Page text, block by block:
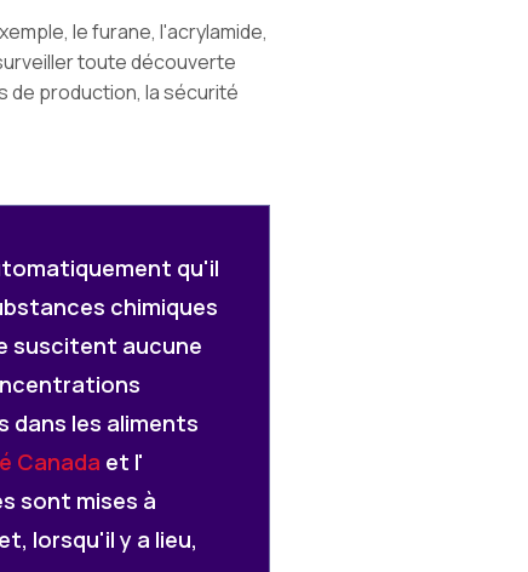
le furane, l'acrylamide,
toute découverte
de production, la sécurité
qu'il
chimiques
suscitent aucune
dans les aliments
Canada et l'
sont mises à
lorsqu'il y a lieu,